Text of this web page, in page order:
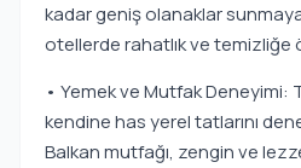
kadar geniş olanaklar
otellerde rahatlık ve
• Yemek ve Mutfak
kendine has yerel tatlarını
Balkan mutfağı, zengin ve